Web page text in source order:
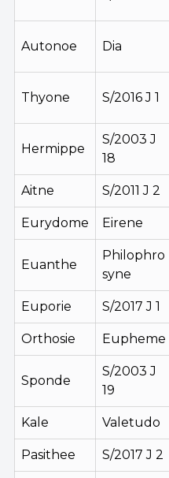
Autonoe Dia
Thyone S/2016 J 1
Hermippe
S/2003 J
18
Aitne S/2011 J 2
Eurydome Eirene
Euanthe
Philophro
syne
Euporie S/2017 J 1
Orthosie Eupheme
Sponde
S/2003 J
19
Kale Valetudo
Pasithee S/2017 J 2